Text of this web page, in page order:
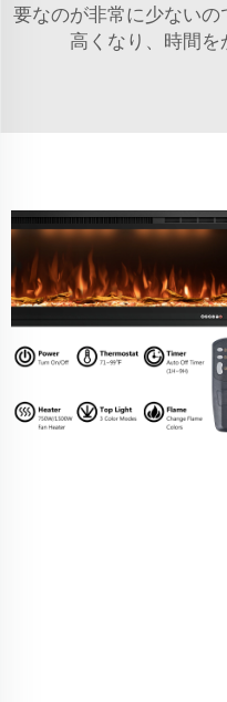
要なのが非常に少ない
高くなり、時間を